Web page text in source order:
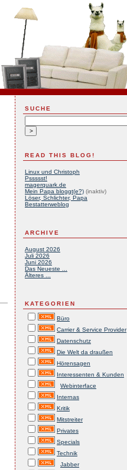
SUCHE
READ THIS BLOG!
Linux und Christoph
Pssssst!
magerquark.de
Mein Papa bloggt(e?) (inaktiv)
Löser, Schlichter, Papa
Bestatterweblog
ARCHIVE
August 2026
Juli 2026
Juni 2026
Das Neueste ...
Älteres ...
KATEGORIEN
Büro
Carrier & Service Provider
Datenschutz
Die Welt da draußen
Hörensagen
Interessenten & Kunden
Webinterface
Internas
Kritik
Mitstreiter
Privates
Specials
Technik
Jabber